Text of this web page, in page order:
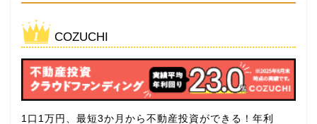
COZUCHI
1口1万円、最短3か月から不動産投資ができる！年利